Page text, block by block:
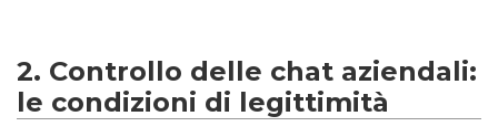
2. Controllo delle chat aziendali:
le condizioni di legittimità